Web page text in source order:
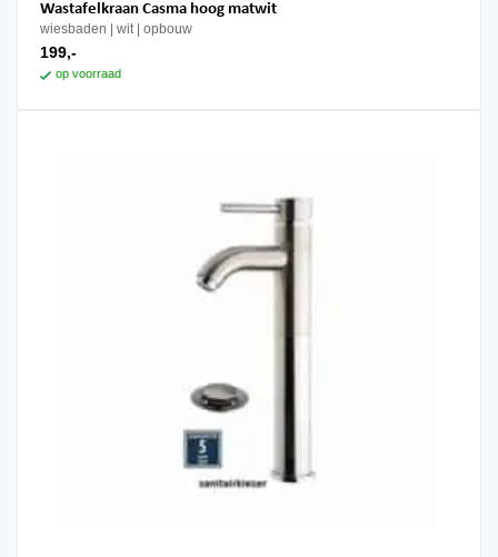
Wastafelkraan Casma hoog matwit
wiesbaden wit opbouw
199,-
op voorraad